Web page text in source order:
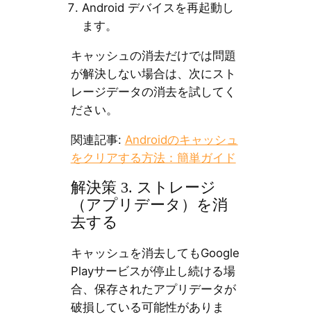
Android デバイスを再起動し
ます。
キャッシュの消去だけでは問題
が解決しない場合は、次にスト
レージデータの消去を試してく
ださい。
関連記事: Androidのキャッシュ
をクリアする方法：簡単ガイド
解決策 3. ストレージ
（アプリデータ）を消
去する
キャッシュを消去してもGoogle
Playサービスが停止し続ける場
合、保存されたアプリデータが
破損している可能性がありま